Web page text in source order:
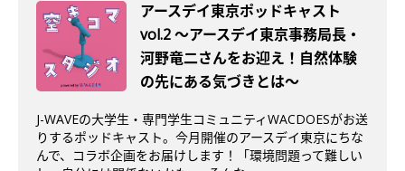
アースデイ東京ポッドキャスト
vol.2 〜アースデイ東京事務局長・
河野竜二さんをお迎え！自然体験
の先にある気づきとは〜
J-WAVEの大学生・専門学生コミュニティWACDOESがお送
りするポッドキャスト。今月開催のアースデイ東京にちな
んで、コラボ企画をお届けします！「環境問題って難しい